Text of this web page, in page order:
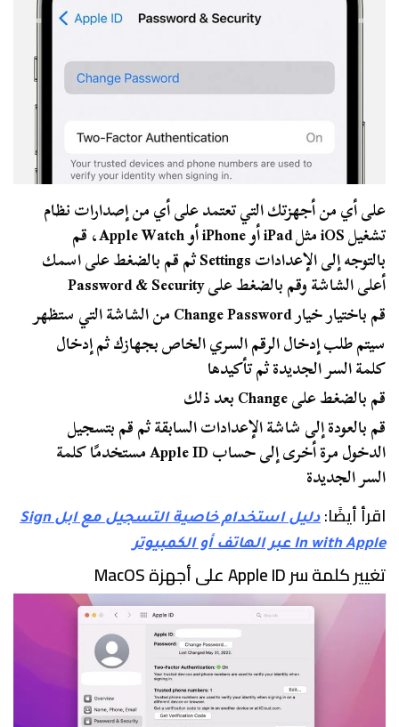
على أي من أجهزتك التي تعتمد على أي من إصدارات نظام
تشغيل iOS مثل iPad أو iPhone أو Apple Watch، قم
بالتوجه إلى الإعدادات Settings ثم قم بالضغط على اسمك
أعلى الشاشة وقم بالضغط على Password & Security
قم باختيار خيار Change Password من الشاشة التي ستظهر
سيتم طلب إدخال الرقم السري الخاص بجهازك ثم إدخال
كلمة السر الجديدة ثم تأكيدها
قم بالضغط على Change بعد ذلك
قم بالعودة إلى شاشة الإعدادات السابقة ثم قم بتسجيل
الدخول مرة أخرى إلى حساب Apple ID مستخدمًا كلمة
السر الجديدة
اقرأ أيضًا:
دليل استخدام خاصية التسجيل مع ابل Sign
In with Apple عبر الهاتف أو الكمبيوتر
تغيير كلمة سر Apple ID على أجهزة MacOS